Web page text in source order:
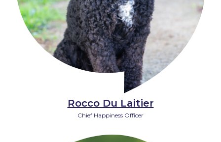
Rocco Du Laitier
Chief Happiness Officer